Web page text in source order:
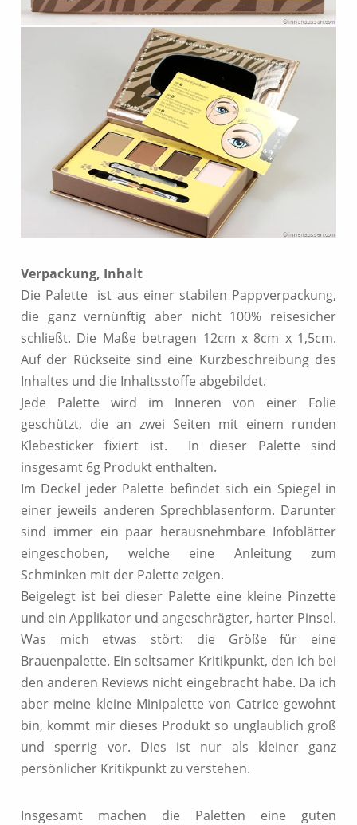
Verpackung, Inhalt
Die Palette ist aus einer stabilen Pappverpackung,
die ganz vernünftig aber nicht 100% reisesicher
schließt. Die Maße betragen 12cm x 8cm x 1,5cm.
Auf der Rückseite sind eine Kurzbeschreibung des
Inhaltes und die Inhaltsstoffe abgebildet.
Jede Palette wird im Inneren von einer Folie
geschützt, die an zwei Seiten mit einem runden
Klebesticker fixiert ist. In dieser Palette sind
insgesamt 6g Produkt enthalten.
Im Deckel jeder Palette befindet sich ein Spiegel in
einer jeweils anderen Sprechblasenform. Darunter
sind immer ein paar herausnehmbare Infoblätter
eingeschoben, welche eine Anleitung zum
Schminken mit der Palette zeigen.
Beigelegt ist bei dieser Palette eine kleine Pinzette
und ein Applikator und angeschrägter, harter Pinsel.
Was mich etwas stört: die Größe für eine
Brauenpalette. Ein seltsamer Kritikpunkt, den ich bei
den anderen Reviews nicht eingebracht habe. Da ich
aber meine kleine Minipalette von Catrice gewohnt
bin, kommt mir dieses Produkt so unglaublich groß
und sperrig vor. Dies ist nur als kleiner ganz
persönlicher Kritikpunkt zu verstehen.
Insgesamt machen die Paletten eine guten